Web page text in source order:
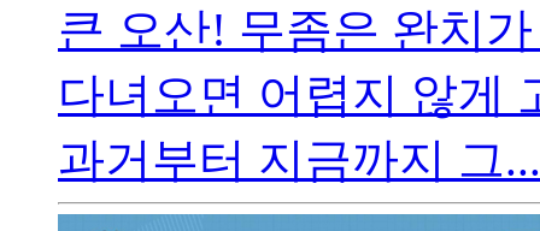
큰 오산! 무좀은 완치
다녀오면 어렵지 않게
과거부터 지금까지 그...